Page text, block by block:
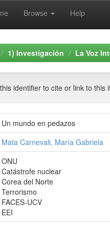
Browse Help
1) Investigación La Voz
identifier to cite or link to this
Un mundo en pedazos
Mata Carnevali, María Gabriela
ONU
Catástrofe nuclear
Corea del Norte
Terrorismo
FACES-UCV
EEI